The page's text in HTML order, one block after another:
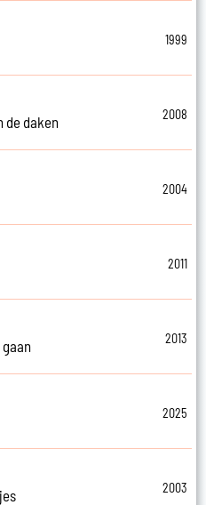
1999
de daken
2008
2004
2011
2013
2025
2003